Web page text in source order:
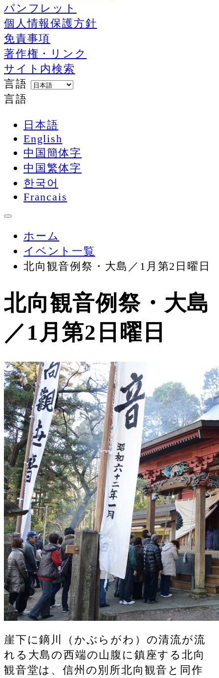
パンフレット
個人情報保護方針
免責事項
著作権・リンク
サイト内検索
言語
言語
日本語
English
中国簡体字
中国繁体字
한국어
Francais
ホーム
イベント一覧
北向観音例祭・大島／1月第2日曜日
北向観音例祭・大島
／1月第2日曜日
崖下に鏑川（かぶらがわ）の清流が流
れる大島の西端の山腹に鎮座する北向
観音堂は、信州の別所北向観音と同作